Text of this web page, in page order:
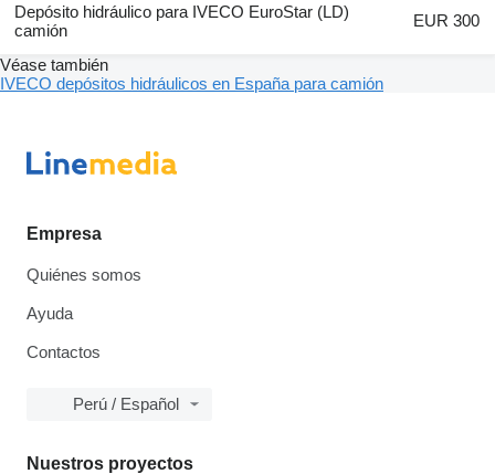
Depósito hidráulico para IVECO EuroStar (LD)
camión
EUR 300
Véase también
IVECO depósitos hidráulicos en España para camión
Empresa
Quiénes somos
Ayuda
Contactos
Perú / Español
Nuestros proyectos